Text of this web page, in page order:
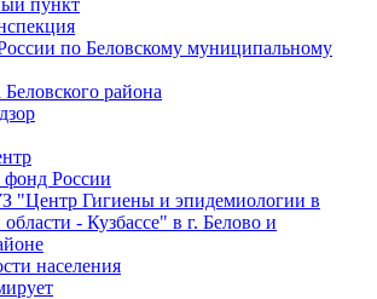
по Беловскому муниципальному
района
России
"Центр Гигиены и эпидемиологии в
- Кузбассе" в г. Белово и
населения